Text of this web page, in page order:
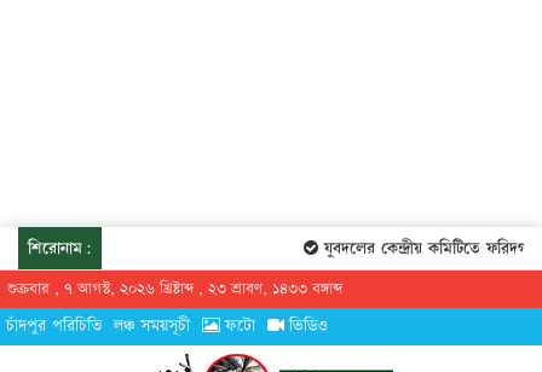
শিরোনাম: যুবদলের কেন্দ্রীয় কমিটিতে
শুক্রবার , ৭ আগস্ট, ২০২৬ খ্রিষ্টাব্দ , ২৩ শ্রাবণ, ১৪৩৩ বঙ্গাব্দ
চাঁদপুর পরিচিতি লঞ্চ সময়সূচী ফটো ভিডিও